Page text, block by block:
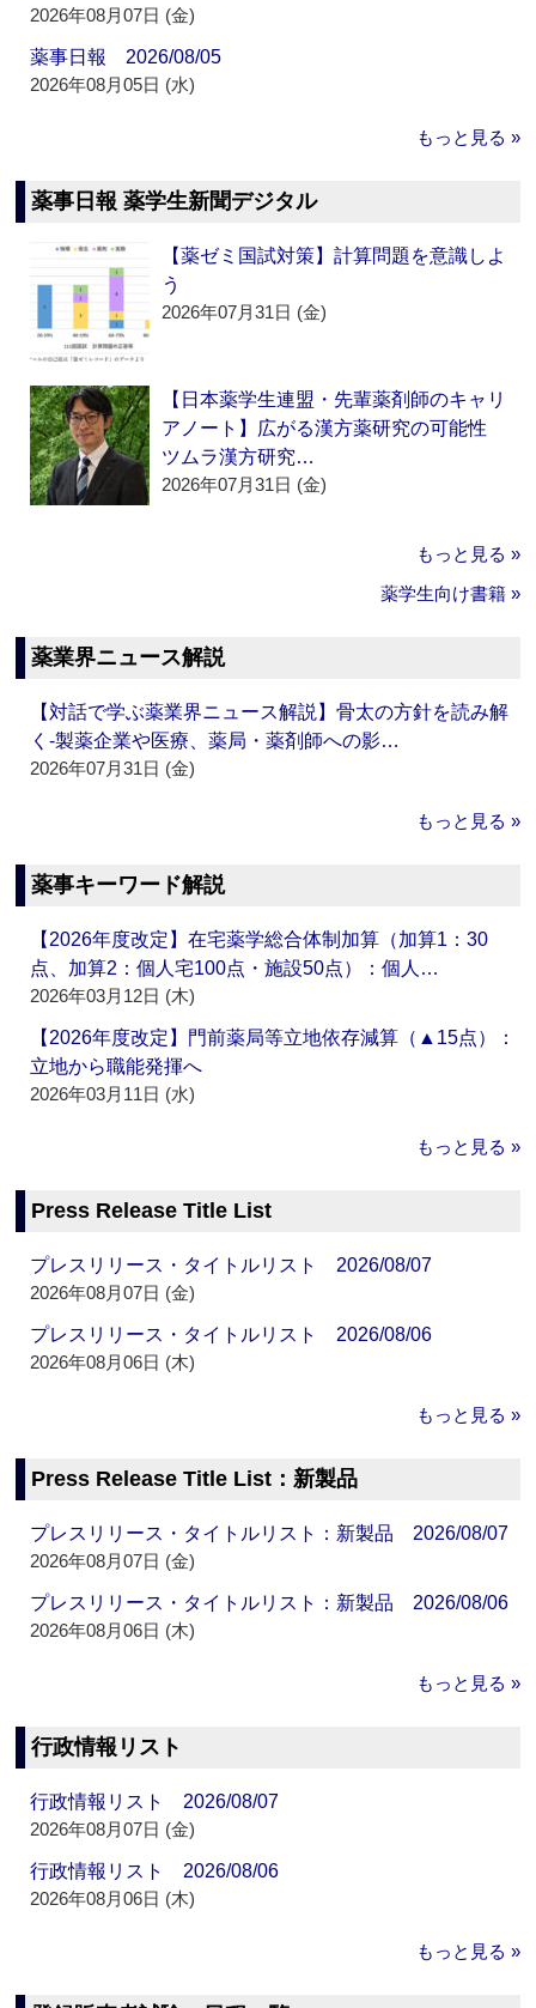
2026年08月07日 (金)
薬事日報 2026/08/05
2026年08月05日 (水)
もっと見る »
薬事日報 薬学生新聞デジタル
【薬ゼミ国試対策】計算問題を意識しよ
う
2026年07月31日 (金)
【日本薬学生連盟・先輩薬剤師のキャリ
アノート】広がる漢方薬研究の可能性
ツムラ漢方研究…
2026年07月31日 (金)
もっと見る »
薬学生向け書籍 »
薬業界ニュース解説
【対話で学ぶ薬業界ニュース解説】骨太の方針を読み解
く‐製薬企業や医療、薬局・薬剤師への影…
2026年07月31日 (金)
もっと見る »
薬事キーワード解説
【2026年度改定】在宅薬学総合体制加算（加算1：30
点、加算2：個人宅100点・施設50点）：個人…
2026年03月12日 (木)
【2026年度改定】門前薬局等立地依存減算（▲15点）：
立地から職能発揮へ
2026年03月11日 (水)
もっと見る »
Press Release Title List
プレスリリース・タイトルリスト 2026/08/07
2026年08月07日 (金)
プレスリリース・タイトルリスト 2026/08/06
2026年08月06日 (木)
もっと見る »
Press Release Title List：新製品
プレスリリース・タイトルリスト：新製品 2026/08/07
2026年08月07日 (金)
プレスリリース・タイトルリスト：新製品 2026/08/06
2026年08月06日 (木)
もっと見る »
行政情報リスト
行政情報リスト 2026/08/07
2026年08月07日 (金)
行政情報リスト 2026/08/06
2026年08月06日 (木)
もっと見る »